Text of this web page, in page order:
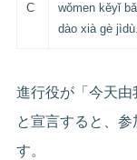
C
wǒmen kěyǐ
dào xià gè jìdù.
進行役が「今天由
と宣言すると、
す。